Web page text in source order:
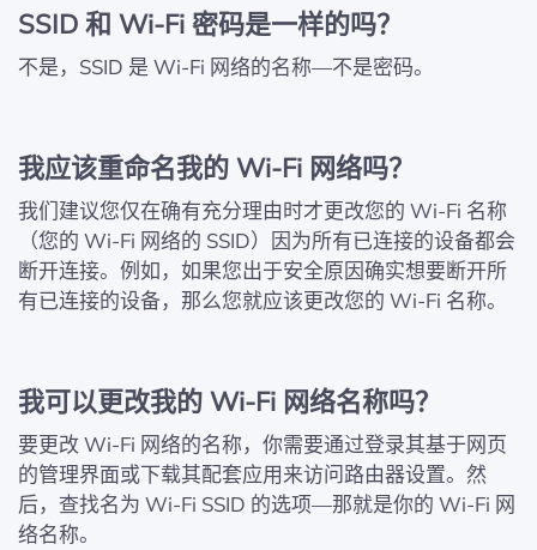
SSID 和 Wi‑Fi 密码是一样的吗？
不是，SSID 是 Wi‑Fi 网络的名称—不是密码。
我应该重命名我的 Wi‑Fi 网络吗？
我们建议您仅在确有充分理由时才更改您的 Wi‑Fi 名称
（您的 Wi‑Fi 网络的 SSID）因为所有已连接的设备都会
断开连接。例如，如果您出于安全原因确实想要断开所
有已连接的设备，那么您就应该更改您的 Wi‑Fi 名称。
我可以更改我的 Wi‑Fi 网络名称吗？
要更改 Wi‑Fi 网络的名称，你需要通过登录其基于网页
的管理界面或下载其配套应用来访问路由器设置。然
后，查找名为 Wi‑Fi SSID 的选项—那就是你的 Wi‑Fi 网
络名称。